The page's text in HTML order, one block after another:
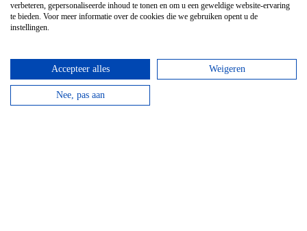
verbeteren, gepersonaliseerde inhoud te tonen en om u een geweldige website-ervaring
te bieden. Voor meer informatie over de cookies die we gebruiken opent u de
instellingen.
Accepteer alles Weigeren
Nee, pas aan